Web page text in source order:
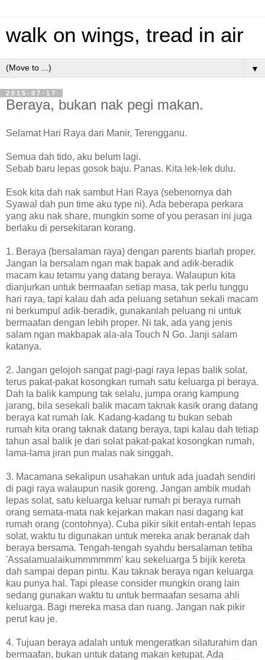
walk on wings, tread in air
▼
2015-07-17
Beraya, bukan nak pegi makan.
Selamat Hari Raya dari Manir, Terengganu.
Semua dah tido, aku belum lagi.
Sebab baru lepas gosok baju. Panas. Kita lek-lek dulu.
Esok kita dah nak sambut Hari Raya (sebenornya dah
Syawal dah pun time aku type ni). Ada beberapa perkara
yang aku nak share, mungkin some of you perasan ini juga
berlaku di persekitaran korang.
1. Beraya (bersalaman raya) dengan parents biarlah proper.
Jangan la bersalam ngan mak bapak and adik-beradik
macam kau tetamu yang datang beraya. Walaupun kita
dianjurkan untuk bermaafan setiap masa, tak perlu tunggu
hari raya, tapi kalau dah ada peluang setahun sekali macam
ni berkumpul adik-beradik, gunakanlah peluang ni untuk
bermaafan dengan lebih proper. Ni tak, ada yang jenis
salam ngan makbapak ala-ala Touch N Go. Janji salam
katanya.
2. Jangan gelojoh sangat pagi-pagi raya lepas balik solat,
terus pakat-pakat kosongkan rumah satu keluarga pi beraya.
Dah la balik kampung tak selalu, jumpa orang kampung
jarang, bila sesekali balik macam taknak kasik orang datang
beraya kat rumah lak. Kadang-kadang tu bukan sebab
rumah kita orang taknak datang beraya, tapi kalau dah tetiap
tahun asal balik je dari solat pakat-pakat kosongkan rumah,
lama-lama jiran pun malas nak singgah.
3. Macamana sekalipun usahakan untuk ada juadah sendiri
di pagi raya walaupun nasik goreng. Jangan ambik mudah
lepas solat, satu keluarga keluar rumah pi beraya rumah
orang semata-mata nak kejarkan makan nasi dagang kat
rumah orang (contohnya). Cuba pikir sikit entah-entah lepas
solat, waktu tu digunakan untuk mereka anak beranak dah
beraya bersama. Tengah-tengah syahdu bersalaman tetiba
'Assalamualaikummmmmm' kau sekeluarga 5 bijik kereta
dah sampai depan pintu. Kau taknak beraya ngan keluarga
kau punya hal. Tapi please consider mungkin orang lain
sedang gunakan waktu tu untuk bermaafan sesama ahli
keluarga. Bagi mereka masa dan ruang. Jangan nak pikir
perut kau je.
4. Tujuan beraya adalah untuk mengeratkan silaturahim dan
bermaafan, bukan untuk datang makan ketupat. Ada